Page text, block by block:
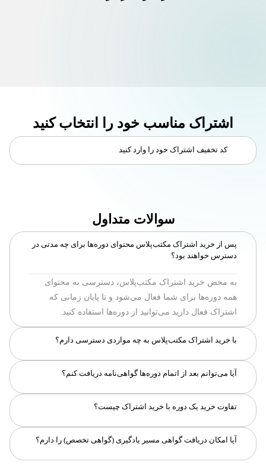
اشتراک مناسب خود را انتخاب کنید
کد تخفیف اشتراک خود را وارد کنید
اعمال
سوالات متداول
پس از خرید اشتراک مکتب‌پلاس محتوای دوره‌ها برای چه مدتی در
دسترس خواهند بود؟
به محض خرید اشتراک مکتب‌پلاس، دسترسی به محتوای
همه دوره‌ها برای شما فعال می‌شود و تا پایان زمانی که
اشتراک فعال دارید می‌توانید از دوره‌ها استفاده کنید.
با خرید اشتراک مکتب‌پلاس به چه مواردی دسترسی دارم؟
با خرید این اشتراک، شما به همه ویدیو‌ها و کوییزهای تمام
دوره‌ها دسترسی خواهید داشت. این اشتراک شامل پروژه‌ها،
تالار گفتگو، منتورینگ و امکان دانلود جلسات نمی‌شود.
آیا می‌توانم بعد از اتمام دوره‌ها گواهی‌نامه دریافت کنم؟
بله، برای دوره‌هایی که توسط مکتب‌خونه برگزار می‌شوند -
دوره را دریافت کنید.
تفاوت خرید یک دوره با خرید اشتراک چیست؟
در صورت خرید یک دوره، دسترسی به همان دوره برای شما
فعال می‌شود؛ ولی در اشتراک مکتب‌پلاس شما به محتوای
همه‌ی دوره‌ها دسترسی دارید. قابل توجه است در خرید یک
دوره‌، اگر دوره پروژه داشته باشد، شما به پروژه و خدمات
آیا امکان دریافت گواهی مسیر یادگیری (گواهی تخصص) را دارم؟
علاوه‌بر گذراندن محتوای دوره، با ارسال تمارین و پروژه‌های